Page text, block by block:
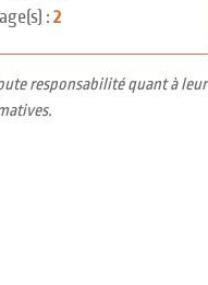
:2
responsabilité quant à leur